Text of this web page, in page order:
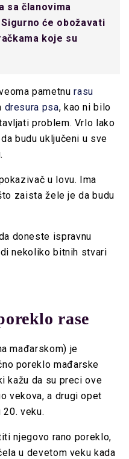
sa članovima
će obožavati
koje su
pametnurasu
dresura psa, kao ni bilo
problem. Vrlo lako
budu uključeni u sve
u lovu. Ima
zaista žele je da budu
doneste ispravnu
nekoliko bitnih stvari
rase
mađarskom) je
poreklo mađarske
kažu da su preci ove
vekova, a drugi opet
veku.
njegovo rano poreklo,
u devetom veku kada